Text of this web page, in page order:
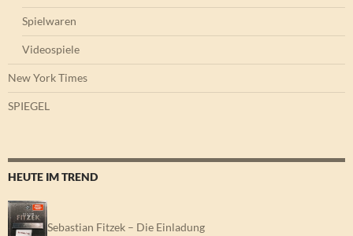
Spielwaren
Videospiele
New York Times
SPIEGEL
HEUTE IM TREND
Sebastian Fitzek – Die Einladung